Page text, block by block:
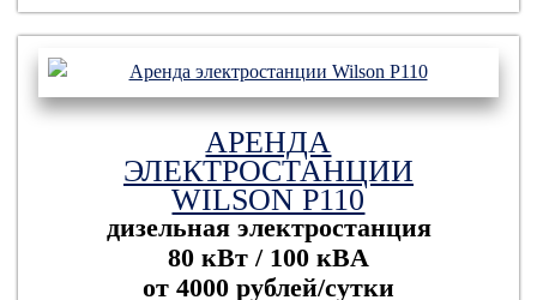
АРЕНДА
ЭЛЕКТРОСТАНЦИИ
WILSON P110
дизельная электростанция
80 кВт / 100 кBА
от 4000 рублей/сутки